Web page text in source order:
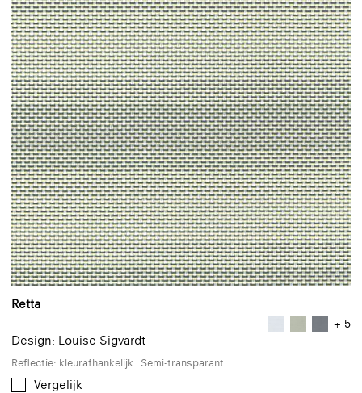
Retta
+ 5
Design: Louise Sigvardt
Reflectie: kleurafhankelijk | Semi-transparant
Vergelijk